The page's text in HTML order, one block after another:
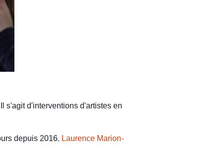
s'agit d'interventions d'artistes en
depuis 2016. Laurence Marion-